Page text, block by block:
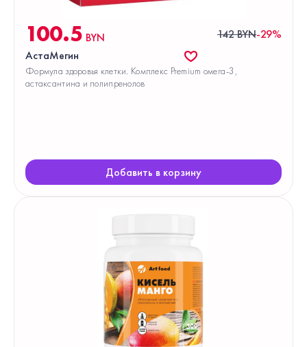
100.5 BYN 142 BYN-29%
АстаМегин
Формула здоровья клетки. Комплекс Premium омега-3,
астаксантина и полипренолов
Добавить в корзину